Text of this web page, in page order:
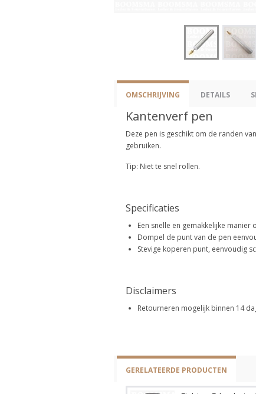
OMSCHRIJVING DETAILS
Kantenverf pen
Deze pen is geschikt om de randen
gebruiken.
Tip: Niet te snel rollen.
Specificaties
Een snelle en gemakkelijke manier
Dompel de punt van de pen
Stevige koperen punt, eenvoudig
Disclaimers
Retourneren mogelijk binnen 14
GERELATEERDE PRODUCTEN